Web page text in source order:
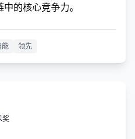
的核心竞争力。
能 领先
奖